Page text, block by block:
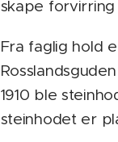
skape
Fra faglig hold
1910 ble
steinhodet er